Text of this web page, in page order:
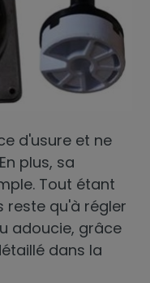
d'usure et ne
plus, sa
Tout étant
reste qu'à régler
adoucie, grâce
dans la